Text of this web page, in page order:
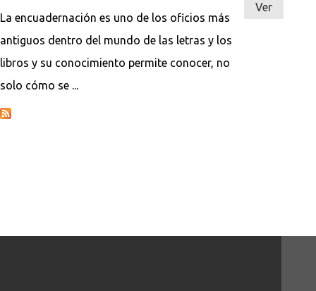
La encuadernación es uno de los oficios más
antiguos dentro del mundo de las letras y los
libros y su conocimiento permite conocer, no
solo cómo se ...
Ver